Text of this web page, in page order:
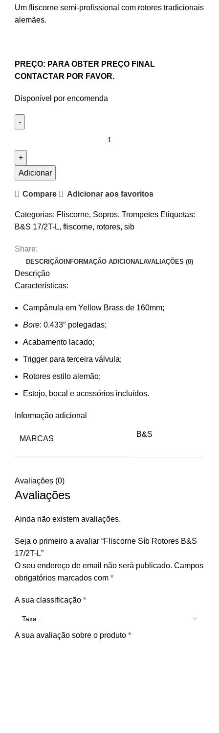
Um fliscorne semi-profissional com rotores tradicionais
alemães.
PREÇO: PARA OBTER PREÇO FINAL
CONTACTAR POR FAVOR.
Disponível por encomenda
Fliscorne
Síb
B&S
Adicionar
Compare Adicionar aos favoritos
Categorias: Fliscorne, Sopros, Trompetes Etiquetas:
B&S 17/2T-L, fliscorne, rotores, sib
Share:
DESCRIÇÃOINFORMAÇÃO ADICIONALAVALIAÇÕES (0)
Descrição
Características:
Campânula em Yellow Brass de 160mm;
Bore: 0.433″ polegadas;
Acabamento lacado;
Trigger para terceira válvula;
Rotores estilo alemão;
Estojo, bocal e acessórios incluídos.
Informação adicional
MARCAS
B&S
Avaliações (0)
Avaliações
Ainda não existem avaliações.
Seja o primeiro a avaliar “Fliscorne Síb Rotores B&S
17/2T-L”
O seu endereço de email não será publicado. Campos
obrigatórios marcados com *
A sua classificação *
A sua avaliação sobre o produto *